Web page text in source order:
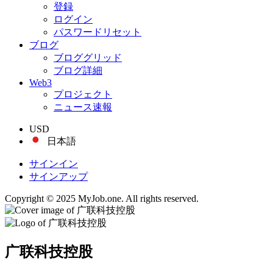
登録
ログイン
パスワードリセット
ブログ
ブロググリッド
ブログ詳細
Web3
プロジェクト
ニュース速報
USD
日本語
サインイン
サインアップ
Copyright © 2025 MyJob.one. All rights reserved.
广联科技控股